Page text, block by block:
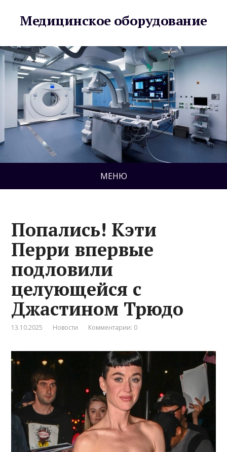
Медицинское оборудование
МЕНЮ
Попались! Кэти
Перри впервые
подловили
целующейся с
Джастином Трюдо
13.10.2025 Новости Комментарии: 0